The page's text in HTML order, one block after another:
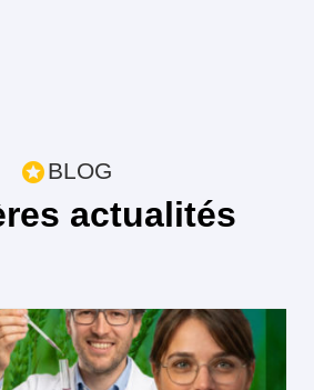
BLOG
actualités